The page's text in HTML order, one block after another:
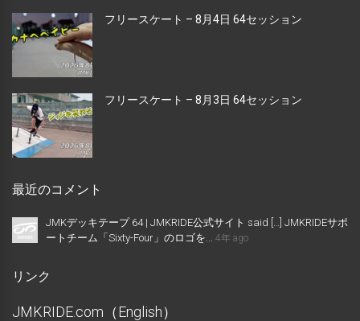
フリースケート – 8月4日 64セッション
フリースケート – 8月3日 64セッション
最近のコメント
JMKデッキテープ 64 | JMKRIDE公式サイト said […] JMKRIDEサポ
ートチーム「Sixty-Four」のロゴを...
4年 ago
リンク
JMKRIDE.com（English）